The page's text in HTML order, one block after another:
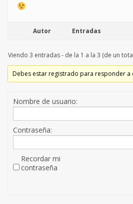
Autor Entradas
Viendo 3 entradas - de la 1 a la 3 (de un
Debes estar registrado para responder a
Nombre de usuario:
Contraseña:
Recordar mi
contraseña